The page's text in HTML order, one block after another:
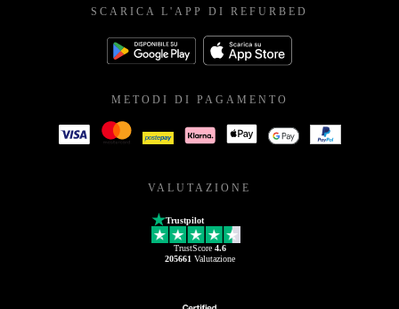
SCARICA L'APP DI REFURBED
METODI DI PAGAMENTO
VALUTAZIONE
Trustpilot
TrustScore 4.6
205661 Valutazione